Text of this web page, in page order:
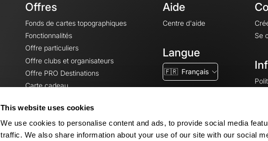
This website uses cookies
We use cookies to personalise content and ads, to provide social media
traffic. We also share information about your use of our site with our social
Offres
Fonds de cartes topographiques
Fonctionnalités
Offre particuliers
Offre clubs et organisateurs
Offre PRO Destinations
Carte cadeau
Aide
Centre d'aide
Langue
🇫🇷 Français
Se